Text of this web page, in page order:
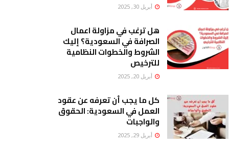
أبريل 30, 2025
هل ترغب في مزاولة اعمال
الصرافة في السعودية؟ إليك
الشروط والخطوات النظامية
للترخيص
أبريل 20, 2025
كل ما يجب أن تعرفه عن عقود
العمل في السعودية: الحقوق
والواجبات
أبريل 29, 2025